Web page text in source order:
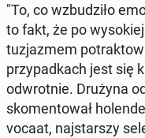
"To, co wzbu­dzi­ło
to fakt, że po
tu­zja­zmem
przy­pad­kach jest się
od­wrot­nie. Drużyna
sko­men­to­wał
vo­ca­at, naj­star­szy